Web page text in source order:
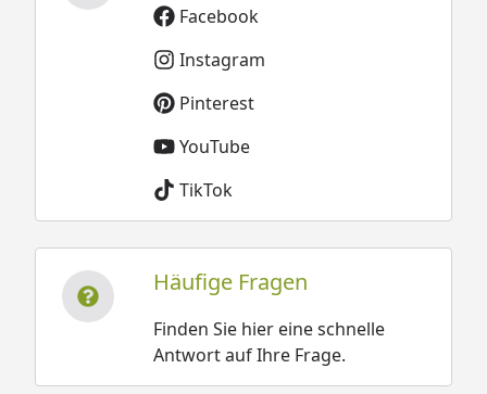
Facebook
Instagram
Pinterest
YouTube
TikTok
Häufige Fragen
Finden Sie hier eine schnelle
Antwort auf Ihre Frage.